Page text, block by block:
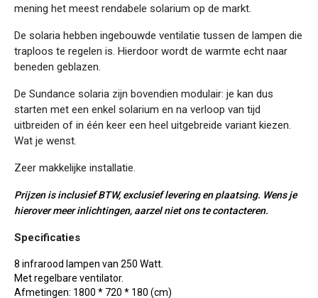
mening het meest rendabele solarium op de markt.
De solaria hebben ingebouwde ventilatie tussen de lampen die
traploos te regelen is. Hierdoor wordt de warmte echt naar
beneden geblazen.
De Sundance solaria zijn bovendien modulair: je kan dus
starten met een enkel solarium en na verloop van tijd
uitbreiden of in één keer een heel uitgebreide variant kiezen.
Wat je wenst.
Zeer makkelijke installatie.
Prijzen is inclusief BTW, exclusief levering en plaatsing. Wens je
hierover meer inlichtingen, aarzel niet ons te contacteren.
Specificaties
8 infrarood lampen van 250 Watt.
Met regelbare ventilator.
Afmetingen: 1800 * 720 * 180 (cm)